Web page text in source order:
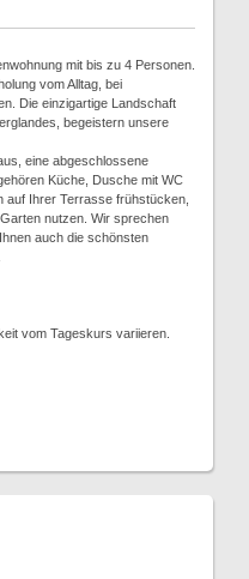
mit bis zu 4 Personen.
vom Alltag, bei
Die einzigartige Landschaft
begeistern unsere
eine abgeschlossene
Küche, Dusche mit WC
auf Ihrer Terrasse frühstücken,
nutzen. Wir sprechen
auch die schönsten
vom Tageskurs variieren.